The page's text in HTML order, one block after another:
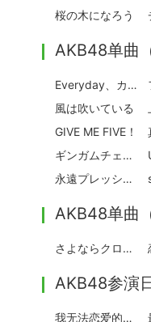
桜の木になろう
AKB48单曲
Everyday、カチューシャ
風は吹いている
GIVE ME FIVE！
ギンガムチェック
永遠プレッシャー
AKB48单曲
さよならクロール
AKB48参演
我无法恋爱的理由